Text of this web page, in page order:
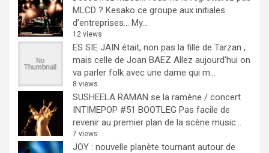
MLCD ? Kesako ce groupe aux initiales
d’entreprises… My...
12 views
ES SIE JAIN était, non pas la fille de Tarzan ,
mais celle de Joan BAEZ Allez aujourd'hui on
va parler folk avec une dame qui m...
8 views
SUSHEELA RAMAN se la ramène / concert
INTIMEPOP #51 BOOTLEG Pas facile de
revenir au premier plan de la scène music...
7 views
JOY : nouvelle planète tournant autour de